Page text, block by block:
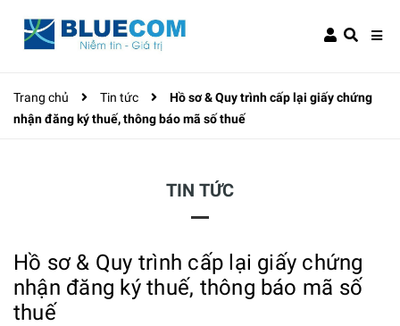
Trang chủ Tin tức
Hồ sơ & Quy trình cấp lại giấy chứng
nhận đăng ký thuế, thông báo mã số thuế
TIN TỨC
Hồ sơ & Quy trình cấp lại giấy chứng
nhận đăng ký thuế, thông báo mã số
thuế